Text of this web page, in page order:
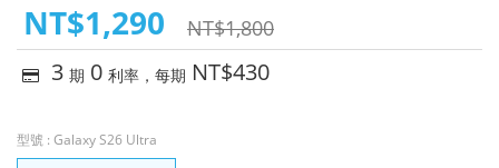
NT$1,800
NT$1,290
3 期 0 利率，每期 NT$430
型號 : Galaxy S26 Ultra